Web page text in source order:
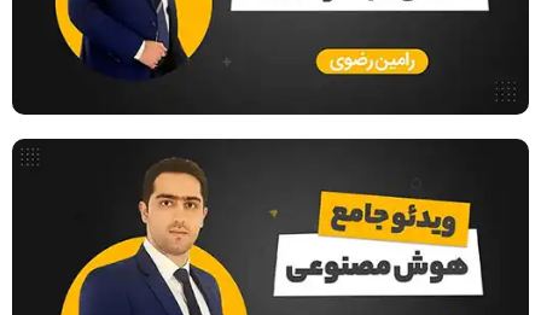
ویدیوها خیلی جامع و کامل بودند واقعا تدریس اساتید عالی بودند
بررسی تخصصی قطعات کامپیوتر
آموزش تخصصی دروس رشته کامپیوتر و IT
فناوری
ادامه تحصیل در رشته کامپیوتر
آمادگی برای کنکور
دانشگاه ها